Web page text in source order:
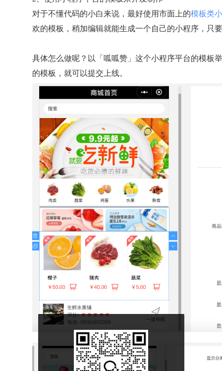
对于不懂代码的小白来说，最好使用市面上的模板类
欢的模板，稍加编辑就能生成一个自己的小程序，只
具体怎么做呢？以「呱呱赞」这个小程序平台的模板
的模板，就可以提交上线。